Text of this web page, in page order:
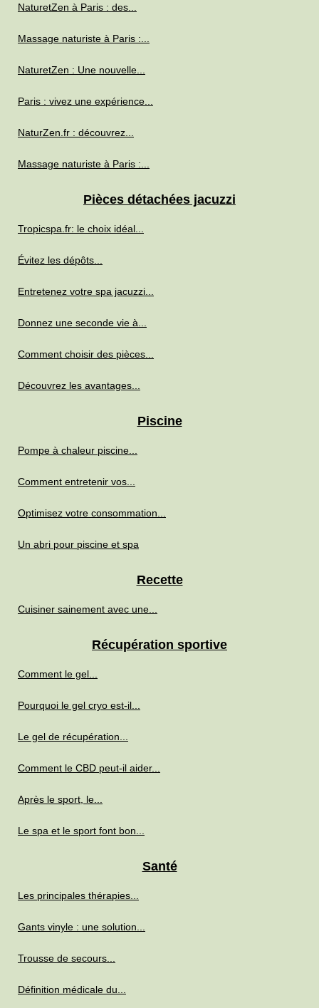
NaturetZen à Paris : des...
Massage naturiste à Paris :...
NaturetZen : Une nouvelle...
Paris : vivez une expérience...
NaturZen.fr : découvrez...
Massage naturiste à Paris :...
Pièces détachées jacuzzi
Tropicspa.fr: le choix idéal...
Évitez les dépôts...
Entretenez votre spa jacuzzi...
Donnez une seconde vie à...
Comment choisir des pièces...
Découvrez les avantages...
Piscine
Pompe à chaleur piscine...
Comment entretenir vos...
Optimisez votre consommation...
Un abri pour piscine et spa
Recette
Cuisiner sainement avec une...
Récupération sportive
Comment le gel...
Pourquoi le gel cryo est-il...
Le gel de récupération...
Comment le CBD peut-il aider...
Après le sport, le...
Le spa et le sport font bon...
Santé
Les principales thérapies...
Gants vinyle : une solution...
Trousse de secours...
Définition médicale du...